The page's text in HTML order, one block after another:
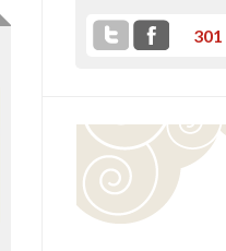
301
OLD LINKS
DÉMYSTIFIER LES DISCOURS